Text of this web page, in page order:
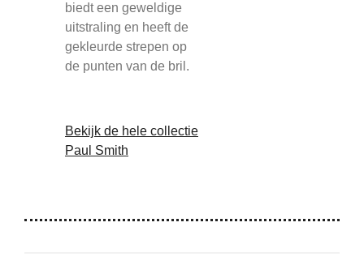
biedt een geweldige
uitstraling en heeft de
gekleurde strepen op
de punten van de bril.
Bekijk de hele collectie
Paul Smith